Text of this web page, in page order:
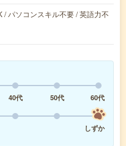
/ パソコンスキル不要 / 英語力不
40代 50代
60代
しずか